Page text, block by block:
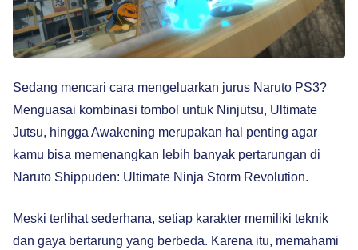
Sedang mencari cara mengeluarkan jurus Naruto PS3?
Menguasai kombinasi tombol untuk Ninjutsu, Ultimate
Jutsu, hingga Awakening merupakan hal penting agar
kamu bisa memenangkan lebih banyak pertarungan di
Naruto Shippuden: Ultimate Ninja Storm Revolution.
Meski terlihat sederhana, setiap karakter memiliki teknik
dan gaya bertarung yang berbeda. Karena itu, memahami